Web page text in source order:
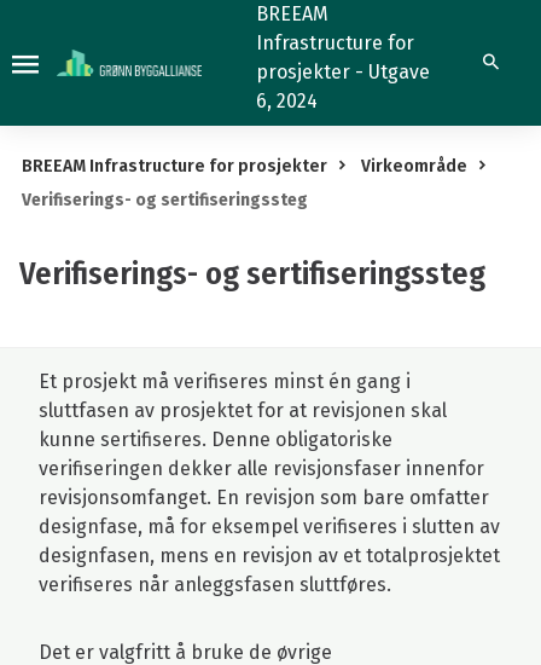
og
sertifiseringssteg
BREEAM
Infrastructure for
prosjekter - Utgave
6, 2024
Søk
BREEAM Infrastructure for prosjekter
Virkeområde
Verifiserings- og sertifiseringssteg
Verifiserings- og sertifiseringssteg
Et prosjekt må verifiseres minst én gang i
sluttfasen av prosjektet for at revisjonen skal
kunne sertifiseres. Denne obligatoriske
verifiseringen dekker alle revisjonsfaser innenfor
revisjonsomfanget. En revisjon som bare omfatter
designfase, må for eksempel verifiseres i slutten av
designfasen, mens en revisjon av et totalprosjektet
verifiseres når anleggsfasen sluttføres.
Det er valgfritt å bruke de øvrige